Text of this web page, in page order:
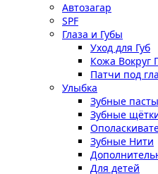
Автозагар
SPF
Глаза и Губы
Уход для Губ
Кожа Вокруг
Патчи под
Улыбка
Зубные пасты
Зубные
Зубные Нити
Для детей